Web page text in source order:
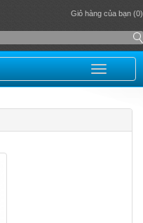
Giỏ hàng của bạn (0)